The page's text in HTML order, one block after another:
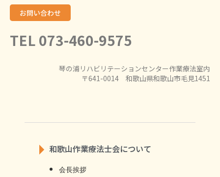
お問い合わせ
TEL 073-460-9575
琴の浦リハビリテーションセンター作業療法室内
〒641-0014 和歌山県和歌山市毛見1451
和歌山作業療法士会について
会長挨拶